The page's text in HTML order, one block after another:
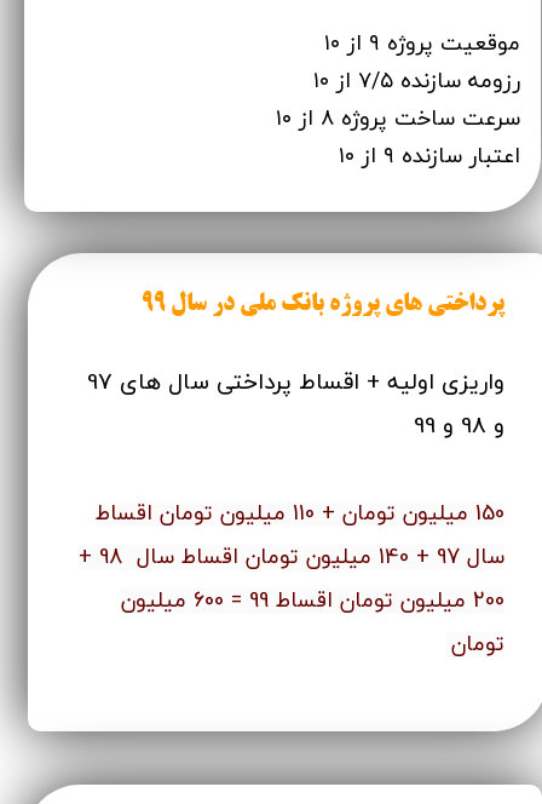
پرداختی های پروژه بانک ملی در سال 99
واریزی اولیه + اقساط پرداختی سال های 97
و 98 و 99
150 میلیون تومان + 110 میلیون تومان اقساط
سال 97 + 140 میلیون تومان اقساط سال 98 +
200 میلیون تومان اقساط 99 = 600 میلیون
تومان
موقعیت پروژه ۹ از ۱۰
رزومه سازنده ۷/۵ از ۱۰
سرعت ساخت پروژه ۸ از ۱۰
اعتبار سازنده ۹ از ۱۰​​​​​​​